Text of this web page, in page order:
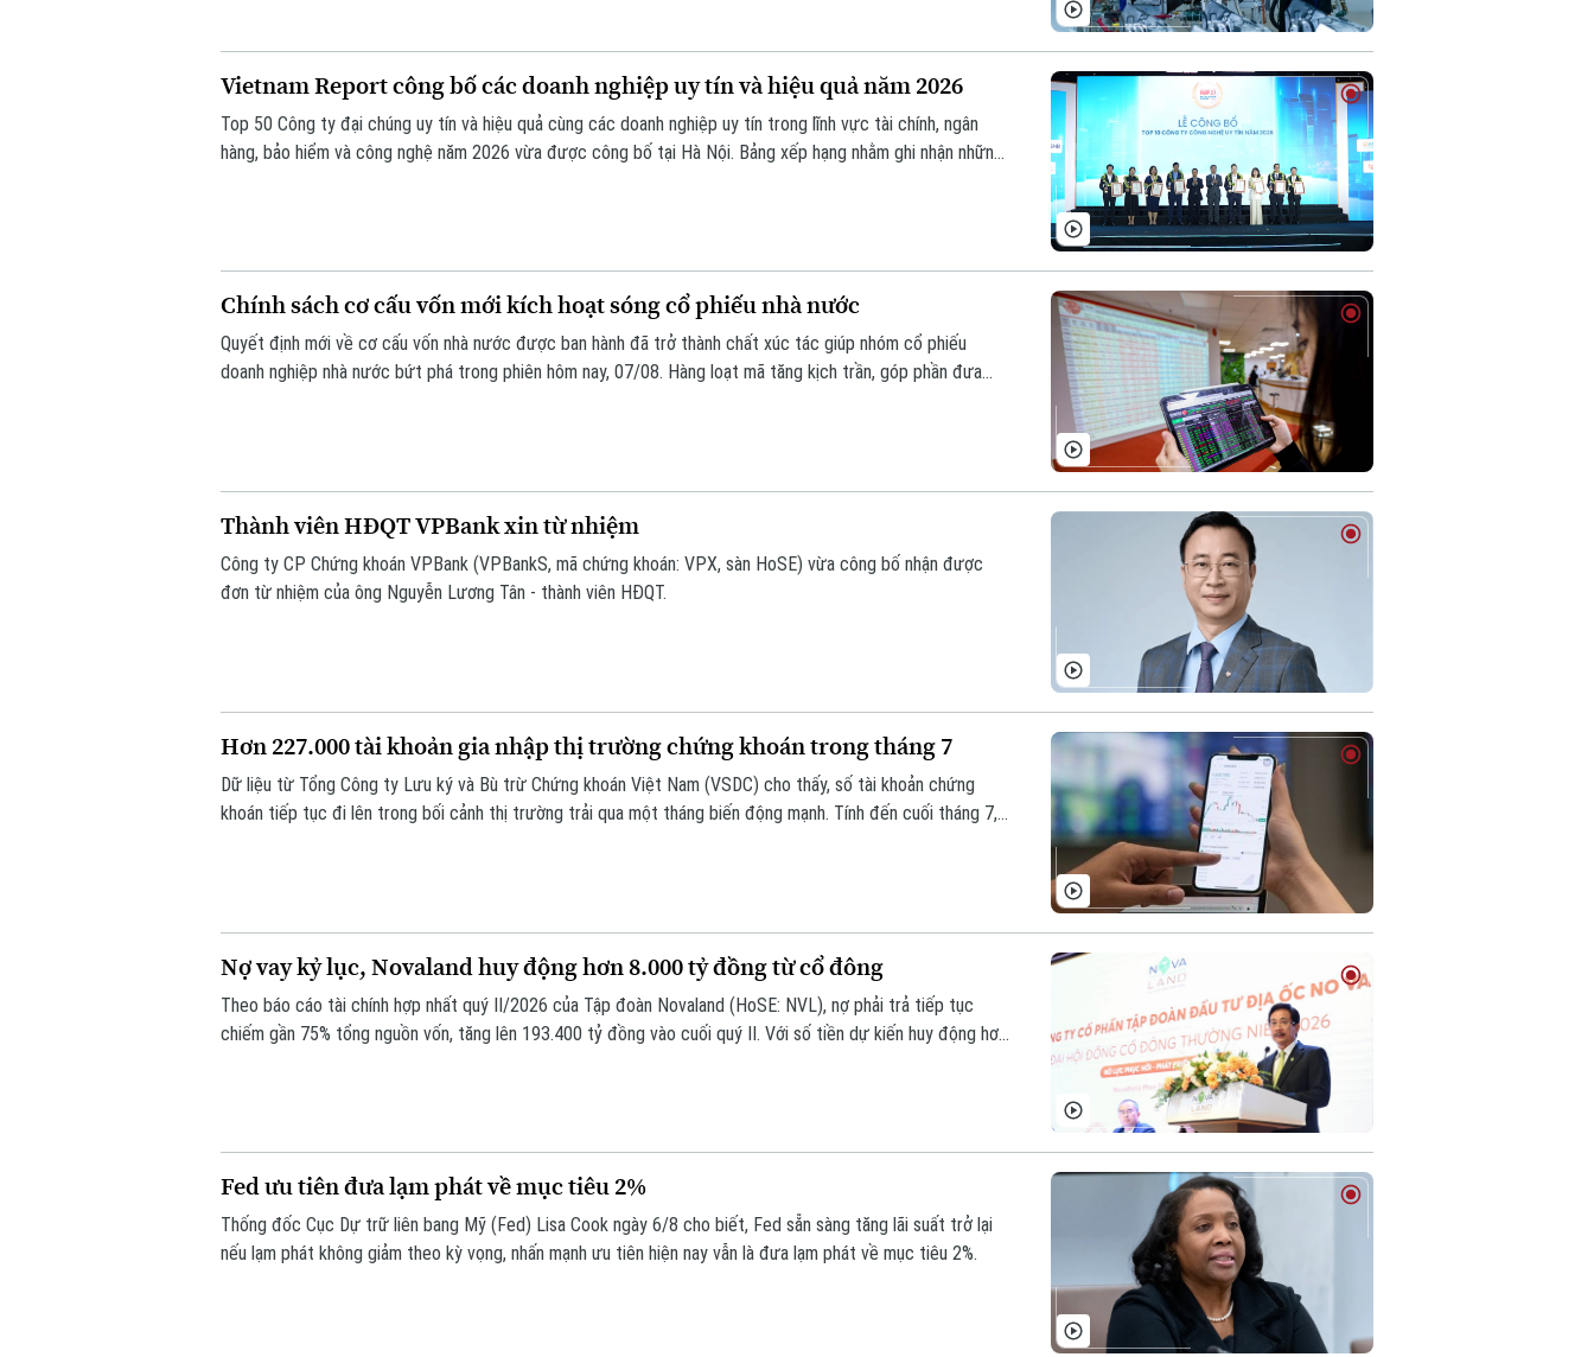
Vietnam Report công bố các doanh nghiệp uy tín và hiệu quả năm 2026
Top 50 Công ty đại chúng uy tín và hiệu quả cùng các doanh nghiệp uy tín trong lĩnh vực tài chính, ngân
hàng, bảo hiểm và công nghệ năm 2026 vừa được công bố tại Hà Nội. Bảng xếp hạng nhằm ghi nhận những
Chính sách cơ cấu vốn mới kích hoạt sóng cổ phiếu nhà nước
Quyết định mới về cơ cấu vốn nhà nước được ban hành đã trở thành chất xúc tác giúp nhóm cổ phiếu
doanh nghiệp nhà nước bứt phá trong phiên hôm nay, 07/08. Hàng loạt mã tăng kịch trần, góp phần đưa
Thành viên HĐQT VPBank xin từ nhiệm
Công ty CP Chứng khoán VPBank (VPBankS, mã chứng khoán: VPX, sàn HoSE) vừa công bố nhận được
đơn từ nhiệm của ông Nguyễn Lương Tân - thành viên HĐQT.
Hơn 227.000 tài khoản gia nhập thị trường chứng khoán trong tháng 7
Dữ liệu từ Tổng Công ty Lưu ký và Bù trừ Chứng khoán Việt Nam (VSDC) cho thấy, số tài khoản chứng
khoán tiếp tục đi lên trong bối cảnh thị trường trải qua một tháng biến động mạnh. Tính đến cuối tháng 7,
Nợ vay kỷ lục, Novaland huy động hơn 8.000 tỷ đồng từ cổ đông
Theo báo cáo tài chính hợp nhất quý II/2026 của Tập đoàn Novaland (HoSE: NVL), nợ phải trả tiếp tục
chiếm gần 75% tổng nguồn vốn, tăng lên 193.400 tỷ đồng vào cuối quý II. Với số tiền dự kiến huy động hơn
Fed ưu tiên đưa lạm phát về mục tiêu 2%
Thống đốc Cục Dự trữ liên bang Mỹ (Fed) Lisa Cook ngày 6/8 cho biết, Fed sẵn sàng tăng lãi suất trở lại
nếu lạm phát không giảm theo kỳ vọng, nhấn mạnh ưu tiên hiện nay vẫn là đưa lạm phát về mục tiêu 2%.